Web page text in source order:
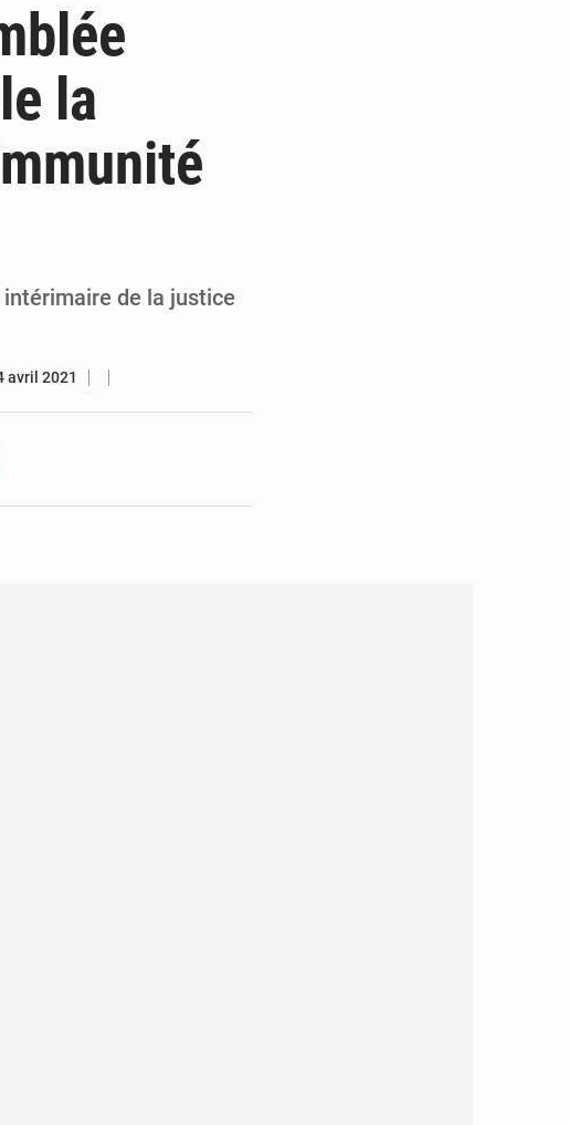
après 200 jours d’opacité
du boulevard Étienne Tshisekedi
et Africa CDC pour renforcer la riposte
la
de la justice
avril 2021